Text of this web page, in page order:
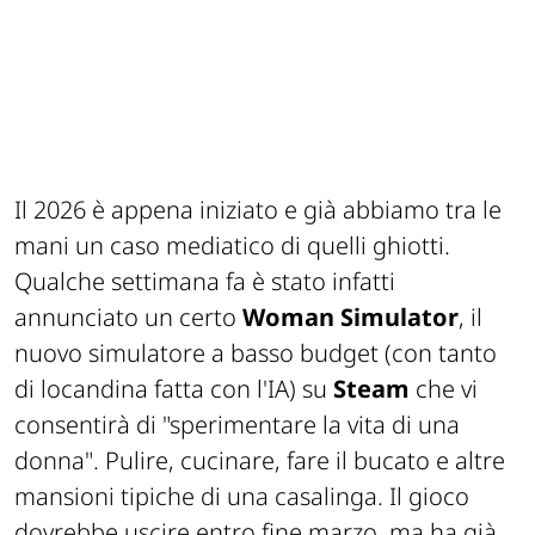
Il 2026 è appena iniziato e già abbiamo tra le
mani un caso mediatico di quelli ghiotti.
Qualche settimana fa è stato infatti
annunciato un certo Woman Simulator, il
nuovo simulatore a basso budget (con tanto
di locandina fatta con l'IA) su Steam che vi
consentirà di "sperimentare la vita di una
donna". Pulire, cucinare, fare il bucato e altre
mansioni tipiche di una casalinga. Il gioco